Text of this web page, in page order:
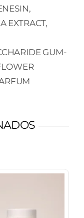
EXTRACT,
GUM-